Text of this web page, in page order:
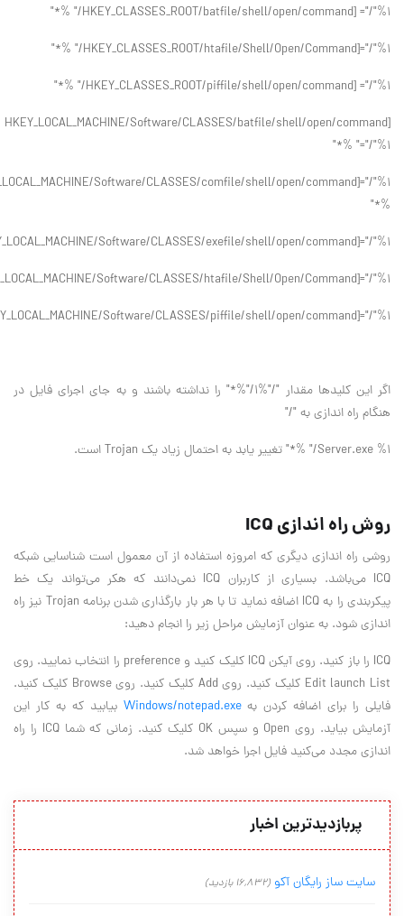
HKEY_CLASSES_ROOT/batfile/shell/open/command] ="/"%1/" %*"
HKEY_CLASSES_ROOT/htafile/Shell/Open/Command]="/"%1/" %*"
HKEY_CLASSES_ROOT/piffile/shell/open/command] ="/"%1/" %*"
HKEY_LOCAL_MACHINE/Software/CLASSES/batfile/shell/open/command]
="/"%1" %*"
%*"
Software/CLASSES/exefile/shell/open/command]="/"%1/"%*"
Software/CLASSES/htafile/Shell/Open/Command]="/"%1/"%*"
Software/CLASSES/piffile/shell/open/command]="/"%1
اگر اين كليدها مقدار "/"%1/"%*" را نداشته باشند و به جاي اجراي فايل در
هنگام راه اندازي به "/"
Server.exe %1/" %*" تغيير يابد به احتمال زياد يك Trojan است.
روش راه اندازي ICQ
روشي راه اندازي ديگري كه امروزه استفاده از آن معمول است شناسايي شبكه
ICQ مي‌باشد. بسياري از كاربران ICQ نمي‌دانند كه هكر مي‌تواند يك خط
پيكربندي را به ICQ اضافه نمايد تا با هر بار بارگذاري شدن برنامه Trojan نيز راه
اندازي شود. به عنوان آزمايش مراحل زير را انجام دهيد:
ICQ را باز كنيد. روي آيكن ICQ كليك كنيد و preference را انتخاب نماييد. روي
Edit launch List كليك كنيد. روي Add كليك كنيد. روي Browse كليك كنيد.
فايلي را براي اضافه كردن بهWindows/notepad.exe بيابيد كه به كار اين
آزمايش بيايد. روي Open و سپس OK كليك كنيد. زماني كه شما ICQ را راه
اندازي مجدد مي‌كنيد فايل اجرا خواهد شد.
پربازدیدترین اخبار
سایت ساز رایگان آکو (16,832 بازدید)